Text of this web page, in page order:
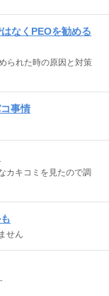
なくPEOを勧める
られた時の原因と対策
事情
カキコミを見たので調
せん